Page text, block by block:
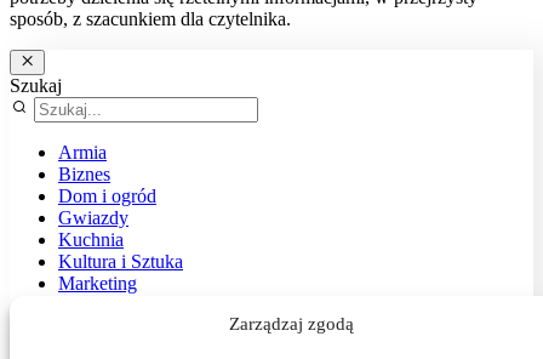
Zarządzaj zgodą
sposób, z szacunkiem dla czytelnika.
Szukaj
Armia
Biznes
Dom i ogród
Gwiazdy
Kuchnia
Kultura i Sztuka
Marketing